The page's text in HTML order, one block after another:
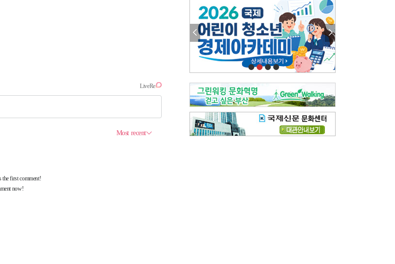
의령 한우산 털중나리
한 손 뉴스[전체보기]
시민이 개발한 폭염 대응 앱 ‘그늘로’ 길안내 지도 등 인기
골목 맛집 발굴 고메 셀렉션…부산시, 페스티벌 시월 연계
오늘의 날씨-[전체보기]
오늘의 날씨- 2026년 8월 7일
오늘의 날씨- 2026년 8월 6일
우리 결혼해요-[전체보기]
우리 결혼해요- 김홍윤·정세빈 커플